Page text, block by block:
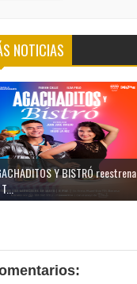
NOTICIAS
Y BISTRÓ reestrena